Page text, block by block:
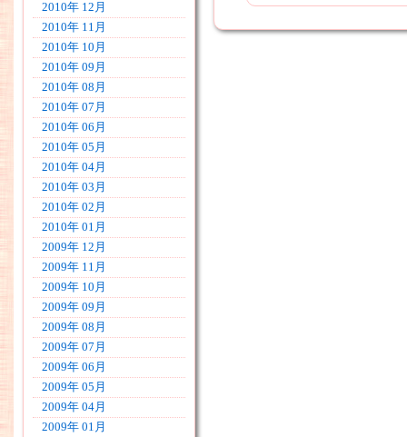
2010年 12月
2010年 11月
2010年 10月
2010年 09月
2010年 08月
2010年 07月
2010年 06月
2010年 05月
2010年 04月
2010年 03月
2010年 02月
2010年 01月
2009年 12月
2009年 11月
2009年 10月
2009年 09月
2009年 08月
2009年 07月
2009年 06月
2009年 05月
2009年 04月
2009年 01月